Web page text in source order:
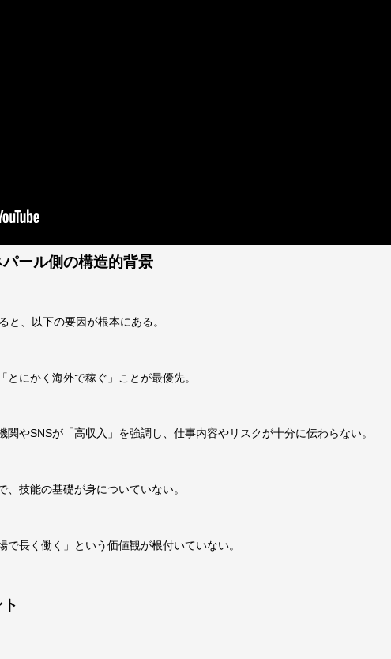
ール側の構造的背景
と、以下の要因が根本にある。
とにかく海外で稼ぐ」ことが最優先。
関やSNSが「高収入」を強調し、仕事内容やリスクが十分に伝わらない。
、技能の基礎が身についていない。
で長く働く」という価値観が根付いていない。